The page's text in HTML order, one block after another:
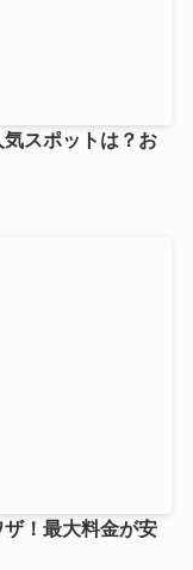
スポットは？お
！最大料金が安